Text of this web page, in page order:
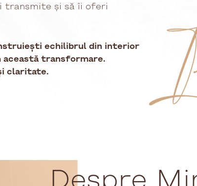
transmite și să îi oferi
echilibrul din interior
această transformare.
claritate.